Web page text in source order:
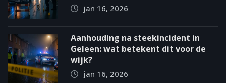
jan 16, 2026
Aanhouding na steekincident in
Geleen: wat betekent dit voor de
wijk?
jan 16, 2026